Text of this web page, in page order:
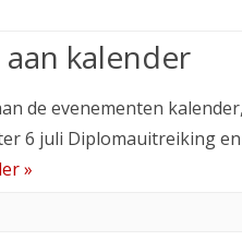
kalender
de evenementen
6 juli Diplomauitreiking
»